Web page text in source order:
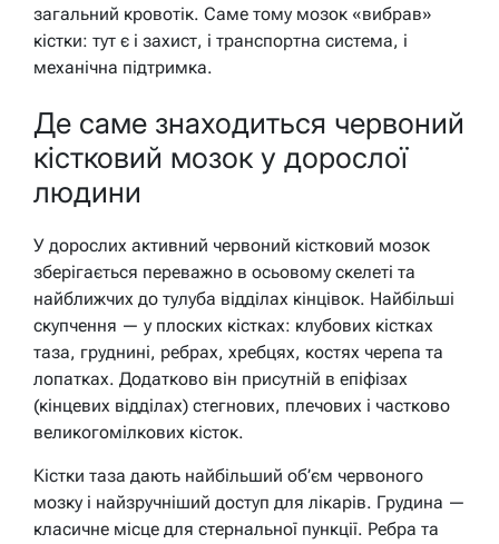
загальний кровотік. Саме тому мозок «вибрав»
кістки: тут є і захист, і транспортна система, і
механічна підтримка.
Де саме знаходиться червоний
кістковий мозок у дорослої
людини
У дорослих активний червоний кістковий мозок
зберігається переважно в осьовому скелеті та
найближчих до тулуба відділах кінцівок. Найбільші
скупчення — у плоских кістках: клубових кістках
таза, груднині, ребрах, хребцях, костях черепа та
лопатках. Додатково він присутній в епіфізах
(кінцевих відділах) стегнових, плечових і частково
великогомілкових кісток.
Кістки таза дають найбільший об’єм червоного
мозку і найзручніший доступ для лікарів. Грудина —
класичне місце для стернальної пункції. Ребра та